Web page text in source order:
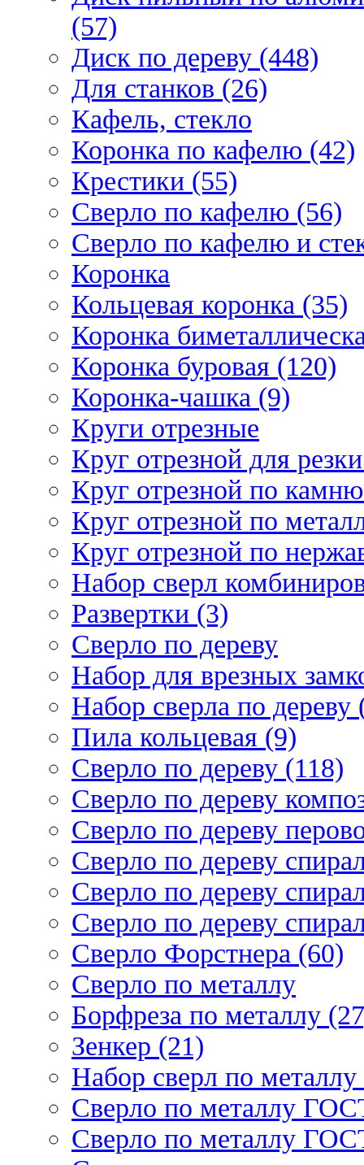
(57)
Диск по дереву (448)
Для станков (26)
Кафель, стекло
Коронка по кафелю (42)
Крестики (55)
Сверло по кафелю (56)
Сверло по кафелю и
Коронка
Кольцевая коронка (35)
Коронка
Коронка буровая (120)
Коронка-чашка (9)
Круги отрезные
Круг отрезной для
Круг отрезной по
Круг отрезной по
Круг отрезной по
Набор сверл
Развертки (3)
Сверло по дереву
Набор для врезных
Набор сверла по дереву
Пила кольцевая (9)
Сверло по дереву (118)
Сверло по дереву
Сверло по дереву
Сверло по дереву
Сверло по дереву
Сверло по дереву
Сверло Форстнера (60)
Сверло по металлу
Борфреза по металлу
Зенкер (21)
Набор сверл по
Сверло по металлу
Сверло по металлу